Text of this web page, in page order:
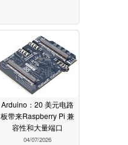
Arduino：20 美元电路
板带来Raspberry Pi 兼
容性和大量端口
04/07/2026